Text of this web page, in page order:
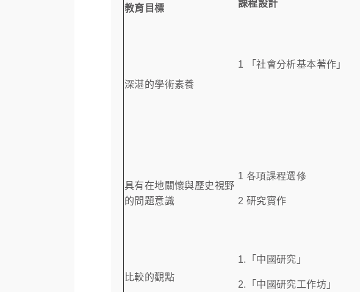
教育目標 課程設計
深湛的學術素養
1 「社會分析基本著作」
具有在地關懷與歷史視野
的問題意識
1 各項課程選修
2 研究實作
比較的觀點
1.「中國研究」
2.「中國研究工作坊」